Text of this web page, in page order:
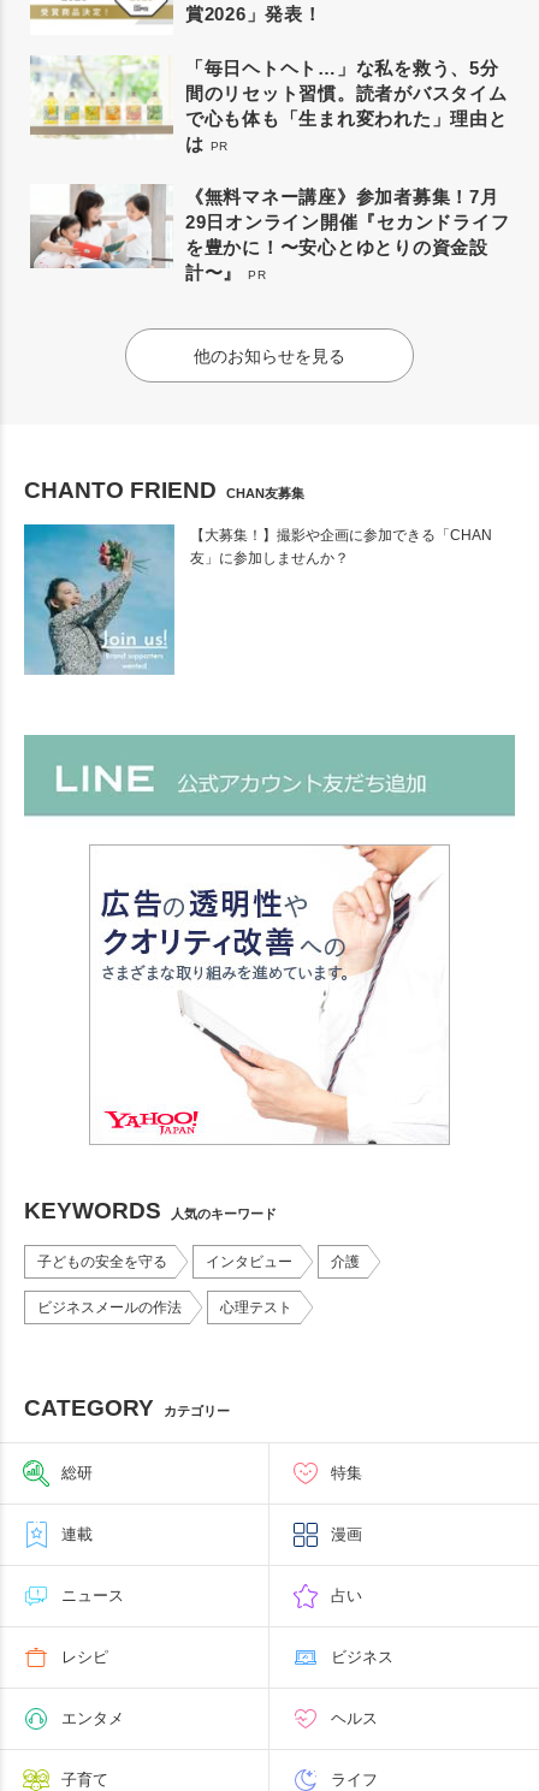
賞2026」発表！
「毎日ヘトヘト…」な私を救う、5分
間のリセット習慣。読者がバスタイム
で心も体も「生まれ変われた」理由と
は PR
《無料マネー講座》参加者募集！7月
29日オンライン開催『セカンドライフ
を豊かに！〜安心とゆとりの資金設
計〜』
PR
他のお知らせを見る
CHANTO FRIEND CHAN友募集
【大募集！】撮影や企画に参加できる「CHAN
友」に参加しませんか？
KEYWORDS 人気のキーワード
子どもの安全を守る インタビュー 介護
ビジネスメールの作法 心理テスト
CATEGORY カテゴリー
総研 特集
連載 漫画
ニュース 占い
レシピ ビジネス
エンタメ ヘルス
子育て ライフ